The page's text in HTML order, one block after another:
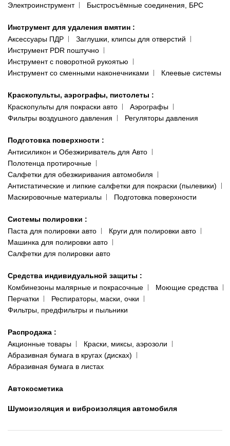
Электроинструмент
Быстросъёмные соединения, БРС
Инструмент для удаления вмятин :
Аксессуары ПДР
Заглушки, клипсы для отверстий
Инструмент PDR поштучно
Инструмент с поворотной рукоятью
Инструмент со сменными наконечниками
Клеевые системы
Краскопульты, аэрографы, пистолеты :
Краскопульты для покраски авто
Аэрографы
Фильтры воздушного давления
Регуляторы давления
Подготовка поверхности :
Антисиликон и Обезжириватель для Авто
Полотенца протирочные
Салфетки для обезжиривания автомобиля
Антистатические и липкие салфетки для покраски (пылевики)
Маскировочные материалы
Подготовка поверхности
Системы полировки :
Паста для полировки авто
Круги для полировки авто
Машинка для полировки авто
Салфетки для полировки авто
Средства индивидуальной защиты :
Комбинезоны малярные и покрасочные
Моющие средства
Перчатки
Респираторы, маски, очки
Фильтры, предфильтры и пыльники
Распродажа :
Акционные товары
Краски, миксы, аэрозоли
Абразивная бумага в кругах (дисках)
Абразивная бумага в листах
Автокосметика
Шумоизоляция и виброизоляция автомобиля